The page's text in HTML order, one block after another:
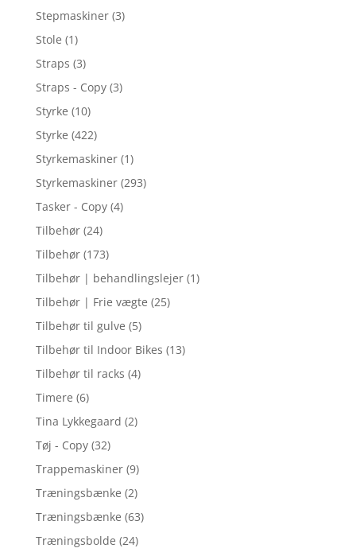
Stepmaskiner (3)
Stole (1)
Straps (3)
Straps - Copy (3)
Styrke (10)
Styrke (422)
Styrkemaskiner (1)
Styrkemaskiner (293)
Tasker - Copy (4)
Tilbehør (24)
Tilbehør (173)
Tilbehør | behandlingslejer (1)
Tilbehør | Frie vægte (25)
Tilbehør til gulve (5)
Tilbehør til Indoor Bikes (13)
Tilbehør til racks (4)
Timere (6)
Tina Lykkegaard (2)
Tøj - Copy (32)
Trappemaskiner (9)
Træningsbænke (2)
Træningsbænke (63)
Træningsbolde (24)